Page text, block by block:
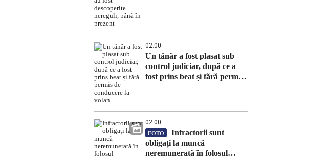
02:00
Un tânăr a fost plasat sub
control judiciar, după ce a
fost prins beat și fără permis
02:00
FOTO
Infractorii sunt
obligați la muncă
neremunerată în folosul